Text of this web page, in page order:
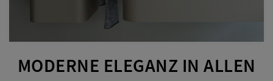
MODERNE ELEGANZ IN ALLEN